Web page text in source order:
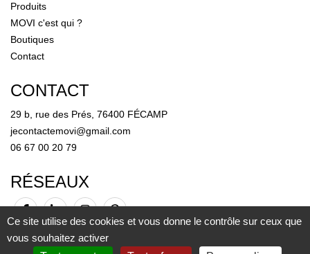
Produits
MOVI c'est qui ?
Boutiques
Contact
CONTACT
29 b, rue des Prés, 76400 FÉCAMP
jecontactemovi@gmail.com
06 67 00 20 79
RÉSEAUX
Ce site utilise des cookies et vous donne le contrôle sur ceux que
vous souhaitez activer